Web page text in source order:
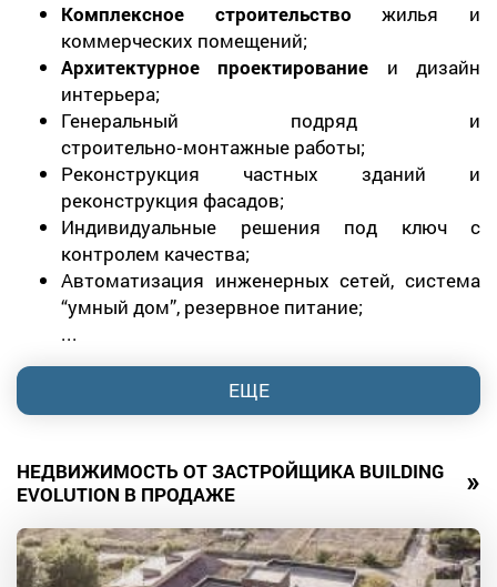
Комплексное строительство жилья и
коммерческих помещений;
Архитектурное проектирование и дизайн
интерьера;
Генеральный подряд и
строительно‑монтажные работы;
Реконструкция частных зданий и
реконструкция фасадов;
Индивидуальные решения под ключ с
контролем качества;
Автоматизация инженерных сетей, система
“умный дом”, резервное питание;
...
ЕЩЕ
НЕДВИЖИМОСТЬ ОТ ЗАСТРОЙЩИКА BUILDING
EVOLUTION В ПРОДАЖЕ
»